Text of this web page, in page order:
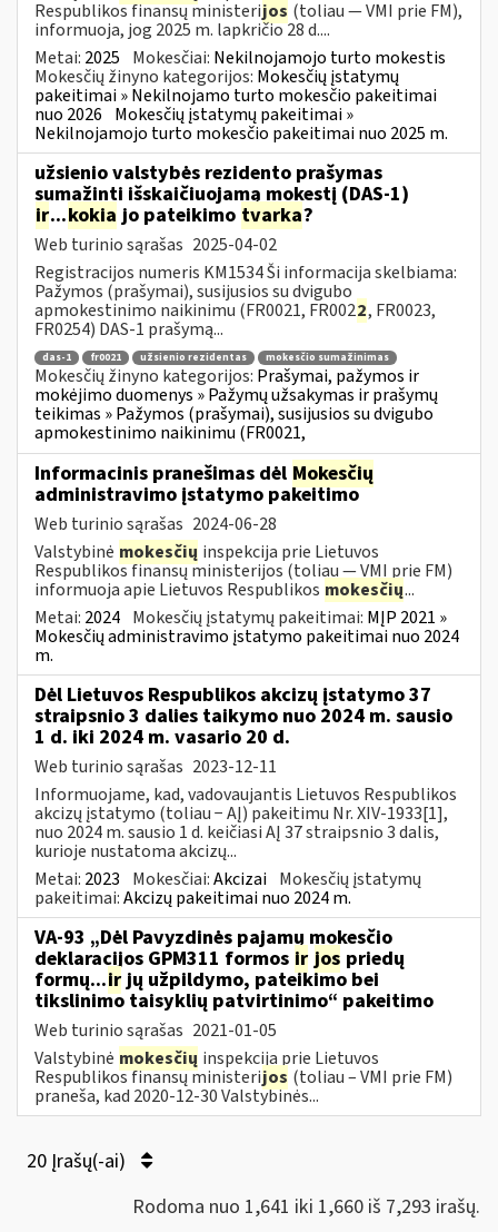
Respublikos finansų ministerijos (toliau — VMI prie FM),
informuoja, jog 2025 m. lapkričio 28 d....
Metai: 2025 Mokesčiai: Nekilnojamojo turto mokestis
Mokesčių žinyno kategorijos: Mokesčių įstatymų
pakeitimai » Nekilnojamo turto mokesčio pakeitimai
nuo 2026 Mokesčių įstatymų pakeitimai »
Nekilnojamojo turto mokesčio pakeitimai nuo 2025 m.
užsienio valstybės rezidento prašymas
sumažinti išskaičiuojamą mokestį (DAS-1)
ir...kokia jo pateikimo tvarka?
Web turinio sąrašas 2025-04-02
Registracijos numeris KM1534 Ši informacija skelbiama:
Pažymos (prašymai), susijusios su dvigubo
apmokestinimo naikinimu (FR0021, FR0022, FR0023,
FR0254) DAS-1 prašymą...
das-1 fr0021 užsienio rezidentas mokesčio sumažinimas
Mokesčių žinyno kategorijos: Prašymai, pažymos ir
mokėjimo duomenys » Pažymų užsakymas ir prašymų
teikimas » Pažymos (prašymai), susijusios su dvigubo
apmokestinimo naikinimu (FR0021,
Informacinis pranešimas dėl Mokesčių
administravimo įstatymo pakeitimo
Web turinio sąrašas 2024-06-28
Valstybinė mokesčių inspekcija prie Lietuvos
Respublikos finansų ministerijos (toliau — VMI prie FM)
informuoja apie Lietuvos Respublikos mokesčių...
Metai: 2024 Mokesčių įstatymų pakeitimai: MĮP 2021 »
Mokesčių administravimo įstatymo pakeitimai nuo 2024
m.
Dėl Lietuvos Respublikos akcizų įstatymo 37
straipsnio 3 dalies taikymo nuo 2024 m. sausio
1 d. iki 2024 m. vasario 20 d.
Web turinio sąrašas 2023-12-11
Informuojame, kad, vadovaujantis Lietuvos Respublikos
akcizų įstatymo (toliau − AĮ) pakeitimu Nr. XIV-1933[1],
nuo 2024 m. sausio 1 d. keičiasi AĮ 37 straipsnio 3 dalis,
kurioje nustatoma akcizų...
Metai: 2023 Mokesčiai:Akcizai Mokesčių įstatymų
pakeitimai:Akcizų pakeitimai nuo 2024 m.
VA-93 „Dėl Pavyzdinės pajamų mokesčio
deklaracijos GPM311 formos ir jos priedų
formų...irjų užpildymo, pateikimo bei
tikslinimo taisyklių patvirtinimo“ pakeitimo
Web turinio sąrašas 2021-01-05
Valstybinė mokesčių inspekcija prie Lietuvos
Respublikos finansų ministerijos (toliau – VMI prie FM)
praneša, kad 2020-12-30 Valstybinės...
20 Įrašų(-ai)
Rodoma nuo 1,641 iki 1,660 iš 7,293 irašų.